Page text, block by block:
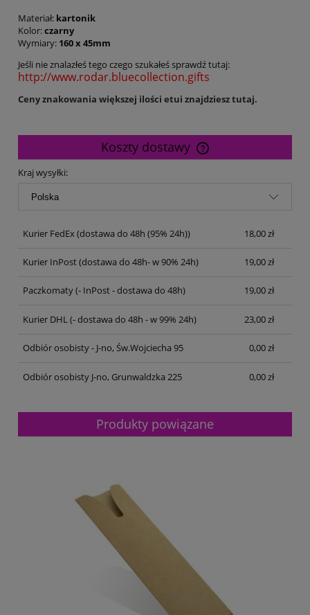
Materiał: kartonik
Kolor:czarny
Wymiary: 160 x 45mm
Jeśli nie znalazłeś tego czego szukałeś sprawdź tutaj:
http://www.rodar.bluecollection.gifts
Ceny znakowania większej ilości etui znajdziesz tutaj.
Koszty dostawy
Cena nie zawiera ewentualnych kosztów płatności
Kraj wysyłki:
Kurier FedEx(dostawa do 48h (95% 24h)) 18,00 zł
Kurier InPost(dostawa do 48h- w 90% 24h) 19,00 zł
Paczkomaty(- InPost - dostawa do 48h) 19,00 zł
Kurier DHL(- dostawa do 48h - w 99% 24h) 23,00 zł
Odbiór osobisty - J-no, Św.Wojciecha 95 0,00 zł
Odbiór osobisty J-no, Grunwaldzka 225 0,00 zł
Produkty powiązane